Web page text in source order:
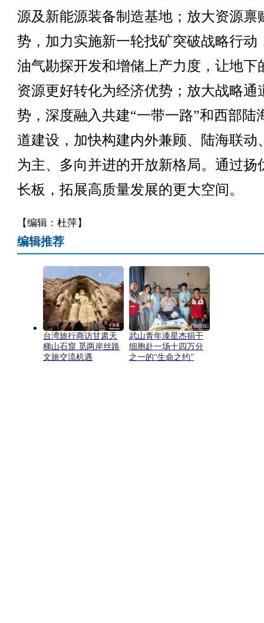
源及新能源装备制造基地；放大资源禀
势，加力实施新一轮找矿突破战略行动
油气勘探开发和增储上产力度，让地下
资源更好转化为经济优势；放大战略通
势，深度融入共建“一带一路”和西部陆
道建设，加快构建内外兼顾、陆海联动
为主、多向并进的开放新格局。通过扬
长板，拓展高质量发展的更大空间。
【编辑：杜萍】
编辑推荐
台湾旅行商访甘肃天
梯山石窟 觅两岸丝路
文旅交流机遇
武山青年漆星杰捐干
细胞赴一场十四万分
之一的“生命之约”